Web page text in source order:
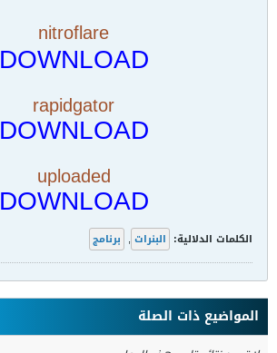
nitroflare
DOWNLOAD
rapidgator
DOWNLOAD
uploaded
DOWNLOAD
الكلمات الدلالية: البنرات , برنامج
المواضيع ذات الصلة